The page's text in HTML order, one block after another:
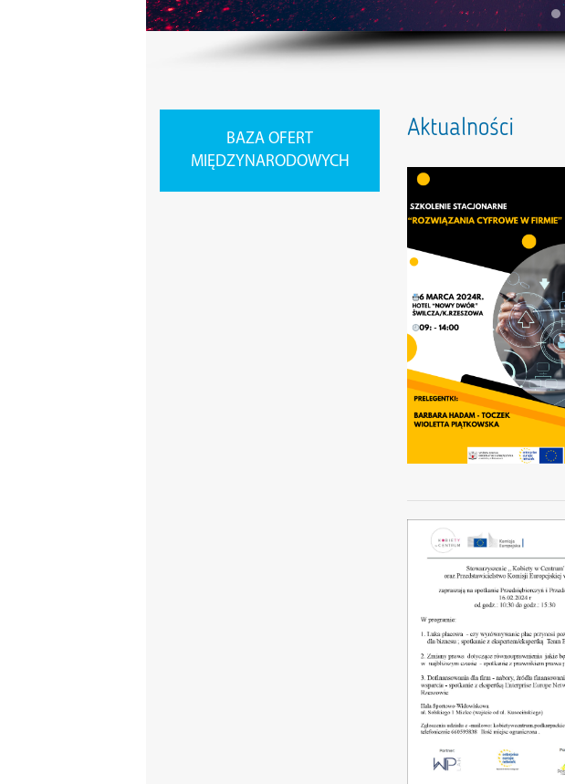
BAZA OFERT
MIĘDZYNARODOWYCH
Aktualności